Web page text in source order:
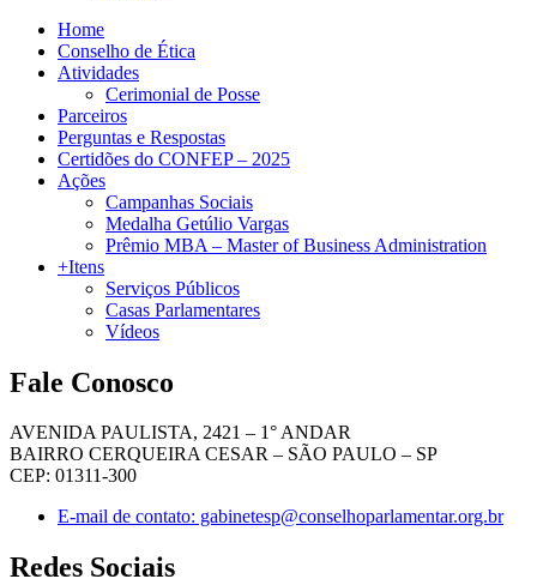
Home
Conselho de Ética
Atividades
Cerimonial de Posse
Parceiros
Perguntas e Respostas
Certidões do CONFEP – 2025
Ações
Campanhas Sociais
Medalha Getúlio Vargas
Prêmio MBA – Master of Business Administration
+Itens
Serviços Públicos
Casas Parlamentares
Vídeos
Fale Conosco
AVENIDA PAULISTA, 2421 – 1° ANDAR
BAIRRO CERQUEIRA CESAR – SÃO PAULO – SP
CEP: 01311-300
E-mail de contato: gabinetesp@conselhoparlamentar.org.br
Redes Sociais